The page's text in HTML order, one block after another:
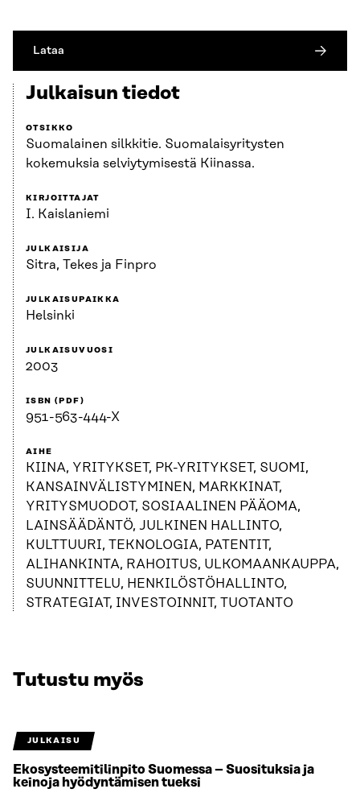
Lataa
Julkaisun tiedot
OTSIKKO
Suomalainen silkkitie. Suomalaisyritysten
kokemuksia selviytymisestä Kiinassa.
KIRJOITTAJAT
I. Kaislaniemi
JULKAISIJA
Sitra, Tekes ja Finpro
JULKAISUPAIKKA
Helsinki
JULKAISUVUOSI
2003
ISBN (PDF)
951-563-444-X
AIHE
KIINA, YRITYKSET, PK-YRITYKSET, SUOMI,
KANSAINVÄLISTYMINEN, MARKKINAT,
YRITYSMUODOT, SOSIAALINEN PÄÄOMA,
LAINSÄÄDÄNTÖ, JULKINEN HALLINTO,
KULTTUURI, TEKNOLOGIA, PATENTIT,
ALIHANKINTA, RAHOITUS, ULKOMAANKAUPPA,
SUUNNITTELU, HENKILÖSTÖHALLINTO,
STRATEGIAT, INVESTOINNIT, TUOTANTO
Tutustu myös
JULKAISU
Ekosysteemitilinpito Suomessa – Suosituksia ja
keinoja hyödyntämisen tueksi